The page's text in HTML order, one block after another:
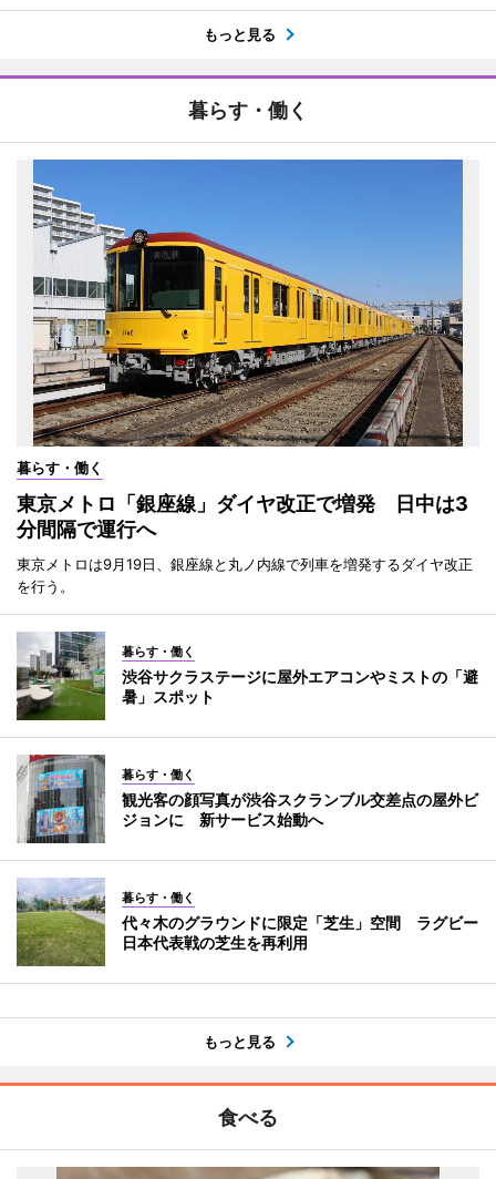
もっと見る
暮らす・働く
暮らす・働く
東京メトロ「銀座線」ダイヤ改正で増発 日中は3
分間隔で運行へ
東京メトロは9月19日、銀座線と丸ノ内線で列車を増発するダイヤ改正
を行う。
暮らす・働く
渋谷サクラステージに屋外エアコンやミストの「避
暑」スポット
暮らす・働く
観光客の顔写真が渋谷スクランブル交差点の屋外ビ
ジョンに 新サービス始動へ
暮らす・働く
代々木のグラウンドに限定「芝生」空間 ラグビー
日本代表戦の芝生を再利用
もっと見る
食べる